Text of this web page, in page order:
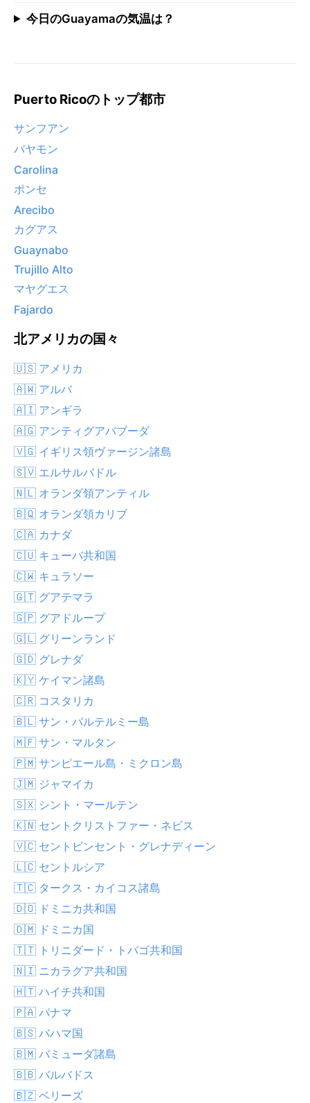
今日のGuayamaの気温は？
Puerto Ricoのトップ都市
サンフアン
バヤモン
Carolina
ポンセ
Arecibo
カグアス
Guaynabo
Trujillo Alto
マヤグエス
Fajardo
北アメリカの国々
🇺🇸 アメリカ
🇦🇼 アルバ
🇦🇮 アンギラ
🇦🇬 アンティグアバブーダ
🇻🇬 イギリス領ヴァージン諸島
🇸🇻 エルサルバドル
🇳🇱 オランダ領アンティル
🇧🇶 オランダ領カリブ
🇨🇦 カナダ
🇨🇺 キューバ共和国
🇨🇼 キュラソー
🇬🇹 グアテマラ
🇬🇵 グアドループ
🇬🇱 グリーンランド
🇬🇩 グレナダ
🇰🇾 ケイマン諸島
🇨🇷 コスタリカ
🇧🇱 サン・バルテルミー島
🇲🇫 サン・マルタン
🇵🇲 サンピエール島・ミクロン島
🇯🇲 ジャマイカ
🇸🇽 シント・マールテン
🇰🇳 セントクリストファー・ネビス
🇻🇨 セントビンセント・グレナディーン
🇱🇨 セントルシア
🇹🇨 タークス・カイコス諸島
🇩🇴 ドミニカ共和国
🇩🇲 ドミニカ国
🇹🇹 トリニダード・トバゴ共和国
🇳🇮 ニカラグア共和国
🇭🇹 ハイチ共和国
🇵🇦 パナマ
🇧🇸 バハマ国
🇧🇲 バミューダ諸島
🇧🇧 バルバドス
🇧🇿 ベリーズ